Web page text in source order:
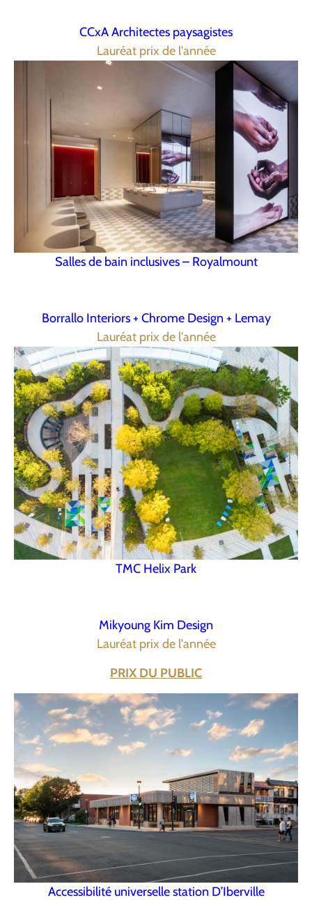
CCxA Architectes paysagistes
Lauréat prix de l'année
Salles de bain inclusives – Royalmount
Borrallo Interiors + Chrome Design + Lemay
Lauréat prix de l'année
TMC Helix Park
Mikyoung Kim Design
Lauréat prix de l'année
PRIX DU PUBLIC
Accessibilité universelle station D’Iberville